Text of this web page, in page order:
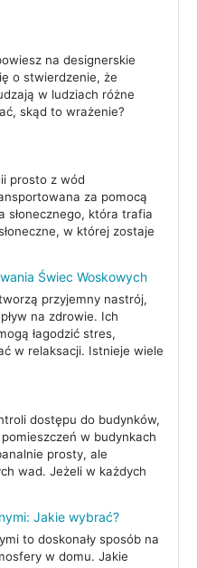
na designerskie
o stwierdzenie, że
w ludziach różne
skąd to wrażenie?
prosto z wód
za pomocą
słonecznego, która trafia
w której zostaje
Świec Woskowych
przyjemny nastrój,
na zdrowie. Ich
łagodzić stres,
w relaksacji. Istnieje wiele
dostępu do budynków,
w budynkach
prosty, ale
wad. Jeżeli w każdych
Jakie wybrać?
to doskonały sposób na
w domu. Jakie